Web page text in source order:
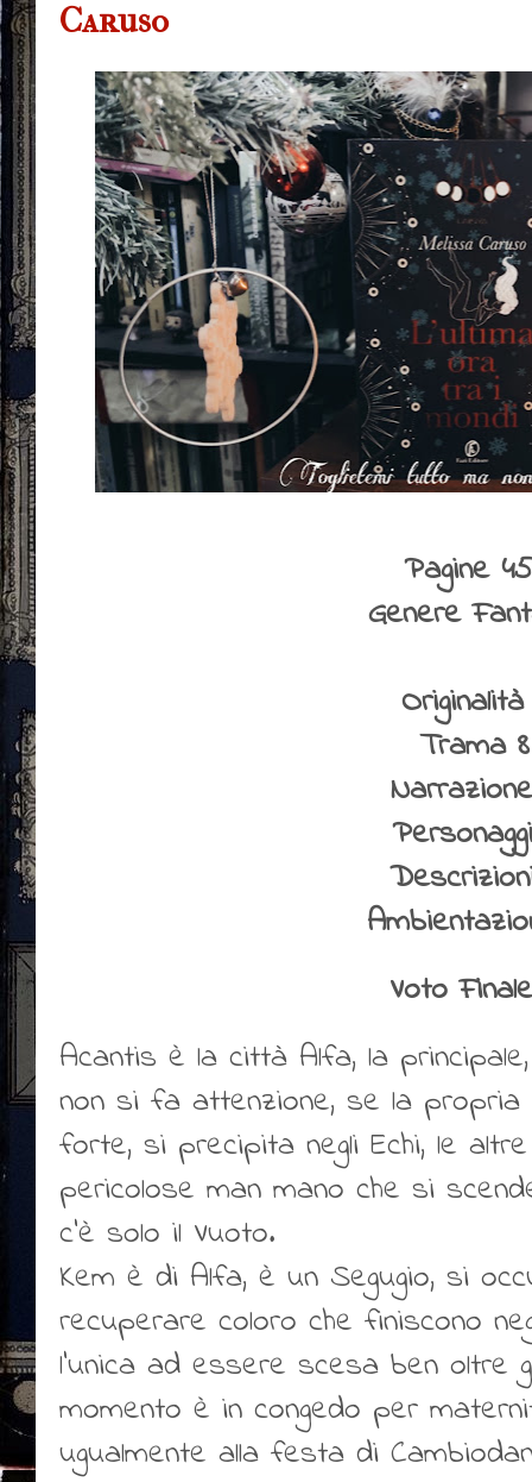
Caruso
Pagine
Genere
Trama 8
Voto
Acantis è la città Alfa, la
non si fa attenzione, se la propria
forte, si precipita negli Echi, le
pericolose man mano che si
c'è solo il Vuoto.
Kem è di Alfa, è un Segugio, si
recuperare coloro che finiscono
l'unica ad essere scesa ben oltre
momento è in congedo per
ugualmente alla festa di